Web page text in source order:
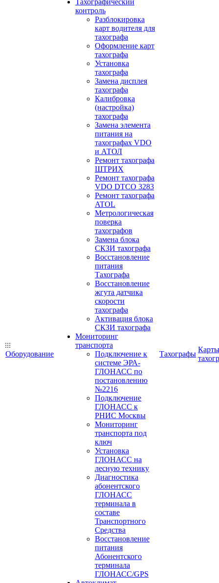
Оборудование
Тахографический
контроль
Разблокировка
карт водителя для
тахографа
Оформление карт
тахографа
Установка
тахографа
Замена дисплея
тахографа
Калибровка
(настройка)
тахографа
Замена элемента
питания на
тахографах VDO
и АТОЛ
Ремонт тахографа
ШТРИХ
Ремонт тахографа
VDO DTCO 3283
Ремонт тахографа
ATOL
Метрологическая
поверка
тахографов
Замена блока
СКЗИ тахографа
Восстановление
питания
Тахографа
Восстановление
жгута датчика
скорости
тахографа
Активация блока
СКЗИ тахографа
Мониторинг
транспорта
Подключение к
системе ЭРА-
ГЛОНАСС по
постановлению
№2216
Подключение
ГЛОНАСС к
РНИС Москвы
Мониторинг
транспорта под
ключ
Установка
ГЛОНАСС на
лесную технику
Диагностика
абонентского
ГЛОНАСС
терминала в
составе
Транспортного
Средства
Восстановление
питания
Абонентского
терминала
ГЛОНАСС/GPS
Тахографы
Карты